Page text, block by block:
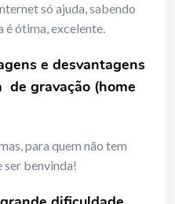
só ajuda, sabendo
é ótima, excelente.
e desvantagens
de gravação (home
para quem não tem
ser benvinda!